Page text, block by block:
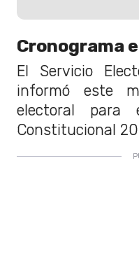
Cronograma
El Servicio
informó este
electoral para
Constitucional